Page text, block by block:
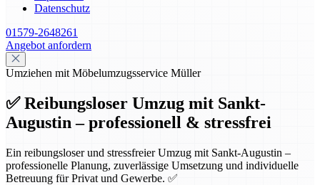
Datenschutz
01579-2648261
Angebot anfordern
Umziehen mit Möbelumzugsservice Müller
✅ Reibungsloser Umzug mit Sankt-
Augustin – professionell & stressfrei
Ein reibungsloser und stressfreier Umzug mit Sankt-Augustin –
professionelle Planung, zuverlässige Umsetzung und individuelle
Betreuung für Privat und Gewerbe. ✅